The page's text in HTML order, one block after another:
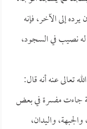
إلى الآخر، فإنه
نصيب في السجود،
تعالى عنه أنه قال:
جاءت مفسرة في بعض
واليدان،